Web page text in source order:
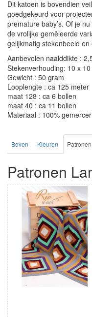
Dit katoen is bovendien
goedgekeurd voor
premature baby’s. Of je
de vrolijke gemêleerde
gelijkmatig stekenbeeld
Aanbevolen naalddikte :
Stekenverhouding: 10 x
Gewicht : 50 gram
Looplengte : ca 125 meter
maat 128 : ca 6 bollen
maat 40 : ca 11 bollen
Materiaal : 100%
Boven Kleuren Patronen
Patronen